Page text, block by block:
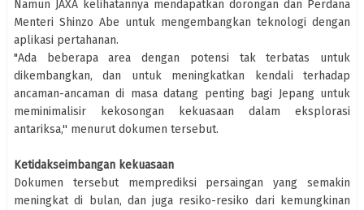
Namun JAXA kelihatannya mendapatkan dorongan dan Perdana
Menteri Shinzo Abe untuk mengembangkan teknologi dengan
aplikasi pertahanan.
"Ada beberapa area dengan potensi tak terbatas untuk
dikembangkan, dan untuk meningkatkan kendali terhadap
ancaman-ancaman di masa datang penting bagi Jepang untuk
meminimalisir kekosongan kekuasaan dalam eksplorasi
antariksa,'' menurut dokumen tersebut.
Ketidakseimbangan kekuasaan
Dokumen tersebut memprediksi persaingan yang semakin
meningkat di bulan, dan juga resiko-resiko dari kemungkinan